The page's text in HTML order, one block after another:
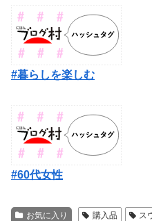
#暮らしを楽しむ
#60代女性
お気に入り 購入品 ス